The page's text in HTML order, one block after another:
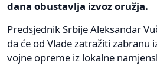
dana obustavlja izvoz oružja.
Predsjednik Srbije Aleksandar
da će od Vlade zatražiti zabranu
vojne opreme iz lokalne